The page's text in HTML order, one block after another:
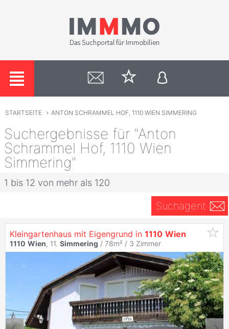
STARTSEITE › ANTON SCHRAMMEL HOF, 1110 WIEN SIMMERING
Suchergebnisse für "Anton
Schrammel Hof, 1110 Wien
Simmering"
1 bis 12 von mehr als 120
Suchagent
Kleingartenhaus mit Eigengrund in 1110 Wien
1110 Wien, 11. Simmering / 78m² / 3 Zimmer